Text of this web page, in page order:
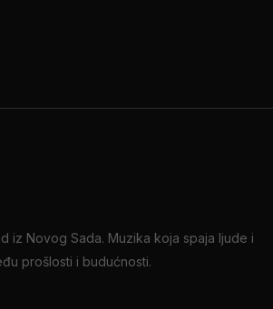
iz Novog Sada. Muzika koja spaja ljude i
prošlosti i budućnosti.